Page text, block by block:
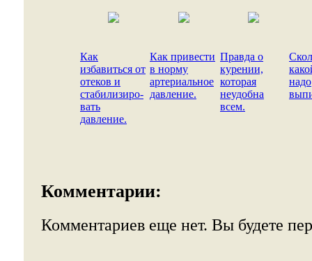
Как
избавиться от
отеков и
стабилизиро-
вать
давление.
Как привести
в норму
артериальное
давление.
Правда о
курении,
которая
неудобна
всем.
надо
Комментарии:
Комментариев еще нет. Вы будете